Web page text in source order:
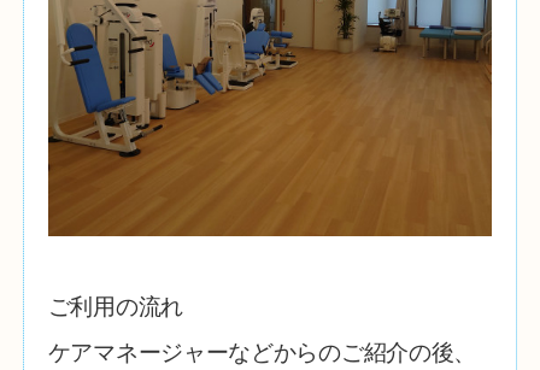
ご利用の流れ
ケアマネージャーなどからのご紹介の後、